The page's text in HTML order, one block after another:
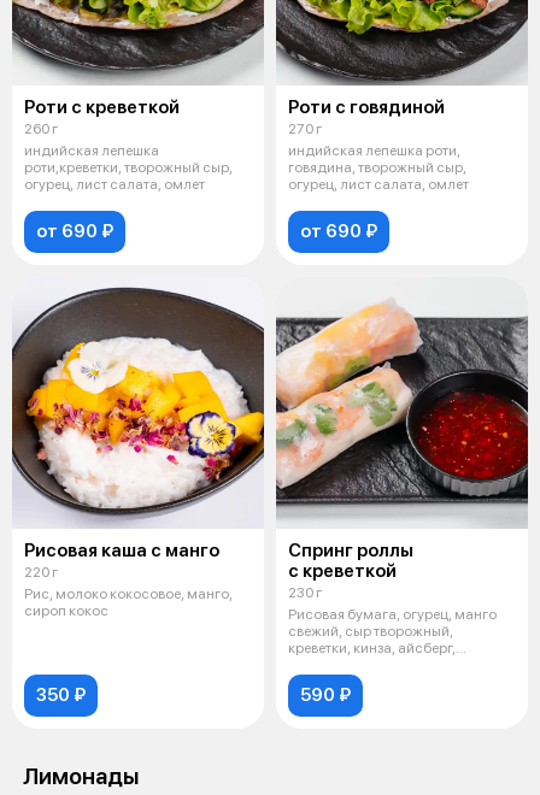
Роти с креветкой
260 г
индийская лепешка
роти,креветки, творожный сыр,
огурец, лист салата, омлет
от 690 ₽
Роти с говядиной
270 г
индийская лепешка роти,
говядина, творожный сыр,
огурец, лист салата, омлет
от 690 ₽
Рисовая каша с манго
220 г
Рис, молоко кокосовое, манго,
сироп кокос
350 ₽
Спринг роллы
с креветкой
230 г
Рисовая бумага, огурец, манго
свежий, сыр творожный,
креветки, кинза, айсберг,
590 ₽
Лимонады